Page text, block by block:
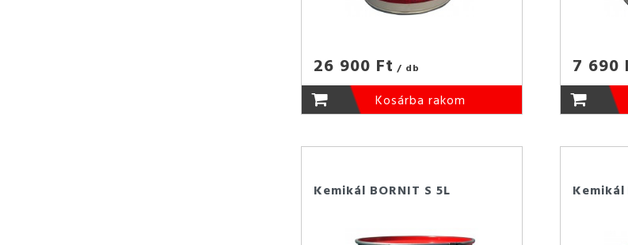
26 900 Ft / db
Kosárba rakom
7 690
Kemikál BORNIT S 5L Kemikál